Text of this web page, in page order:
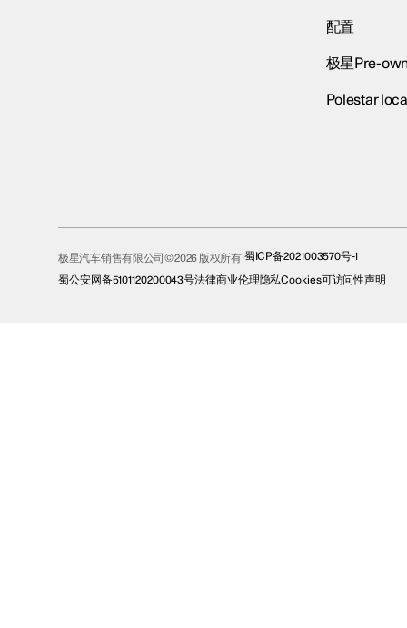
配置
极星Pre-
Polestar
极星汽车销售有限公司© 2026 版权所有 蜀ICP备2021003570号-1
蜀公安网备5101120200043号法律商业伦理隐私Cookies可访问性声明